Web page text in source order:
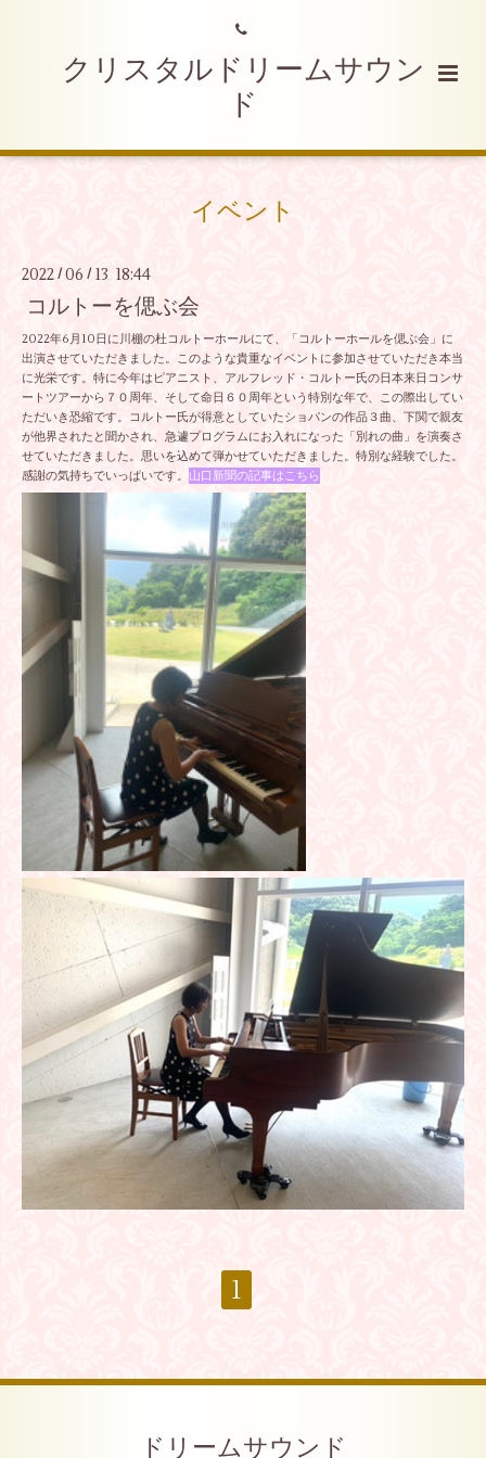
クリスタルドリームサウン
ド
イベント
2022 /06 / 13 18:44
コルトーを偲ぶ会
2022年6月10日に川棚の杜コルトーホールにて、「コルトーホールを偲ぶ会」に
出演させていただきました。このような貴重なイベントに参加させていただき本当
に光栄です。特に今年はピアニスト、アルフレッド・コルトー氏の日本来日コンサ
ートツアーから７０周年、そして命日６０周年という特別な年で、この際出してい
ただいき恐縮です。コルトー氏が得意としていたショパンの作品３曲、下関で親友
が他界されたと聞かされ、急遽プログラムにお入れになった「別れの曲」を演奏さ
せていただきました。思いを込めて弾かせていただきました。特別な経験でした。
感謝の気持ちでいっぱいです。 山口新聞の記事はこちら
1
ドリームサウンド